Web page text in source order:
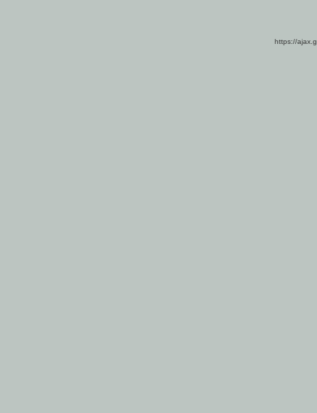
https://